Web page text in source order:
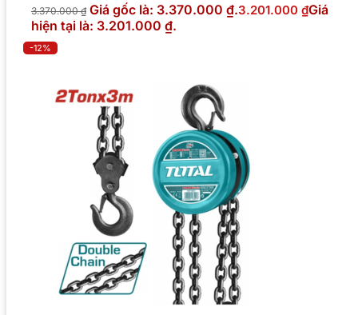
3.370.000₫ Giá gốc là: 3.370.000 ₫.3.201.000 ₫Giá
hiện tại là: 3.201.000 ₫.
-12%